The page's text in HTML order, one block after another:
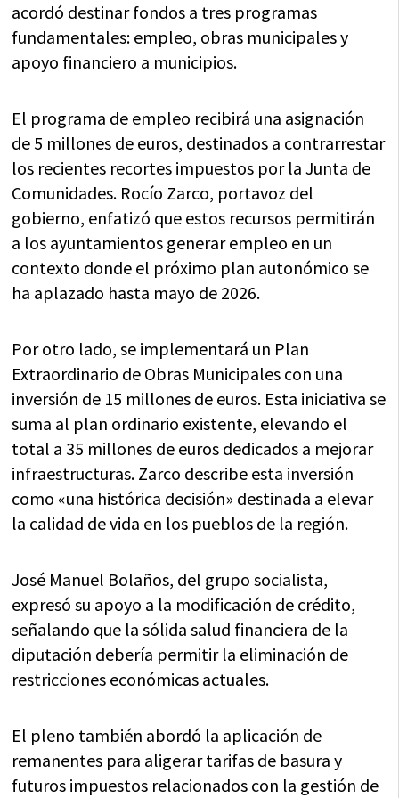
acordó destinar fondos a tres programas
fundamentales: empleo, obras municipales y
apoyo financiero a municipios.
El programa de empleo recibirá una asignación
de 5 millones de euros, destinados a contrarrestar
los recientes recortes impuestos por la Junta de
Comunidades. Rocío Zarco, portavoz del
gobierno, enfatizó que estos recursos permitirán
a los ayuntamientos generar empleo en un
contexto donde el próximo plan autonómico se
ha aplazado hasta mayo de 2026.
Por otro lado, se implementará un Plan
Extraordinario de Obras Municipales con una
inversión de 15 millones de euros. Esta iniciativa se
suma al plan ordinario existente, elevando el
total a 35 millones de euros dedicados a mejorar
infraestructuras. Zarco describe esta inversión
como «una histórica decisión» destinada a elevar
la calidad de vida en los pueblos de la región.
José Manuel Bolaños, del grupo socialista,
expresó su apoyo a la modificación de crédito,
señalando que la sólida salud financiera de la
diputación debería permitir la eliminación de
restricciones económicas actuales.
El pleno también abordó la aplicación de
remanentes para aligerar tarifas de basura y
futuros impuestos relacionados con la gestión de